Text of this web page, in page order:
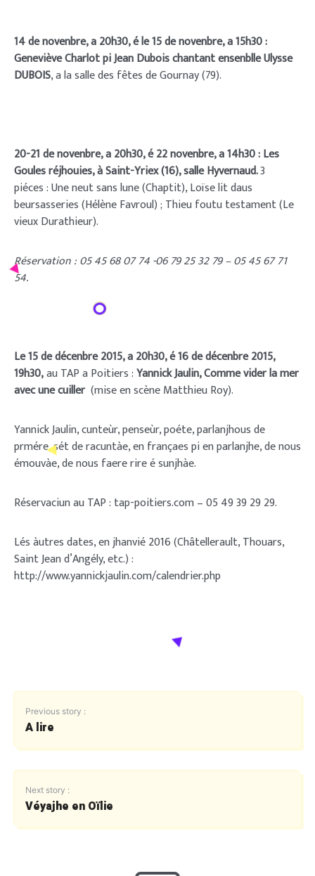
14 de novenbre, a 20h30, é le 15 de novenbre, a 15h30 :
Geneviève Charlot pi Jean Dubois chantant ensenblle Ulysse
DUBOIS, a la salle des fêtes de Gournay (79).
20-21 de novenbre, a 20h30, é 22 novenbre, a 14h30 : Les
Goules réjhouies, à Saint-Yriex (16), salle Hyvernaud.3
piéces : Une neut sans lune (Chaptit), Loïse lit daus
beursasseries (Hélène Favroul) ; Thieu foutu testament (Le
vieux Durathieur).
Réservation : 05 45 68 07 74 -06 79 25 32 79 – 05 45 67 71
54.
Le 15 de décenbre 2015, a 20h30, é 16 de décenbre 2015,
19h30,au TAP a Poitiers :Yannick Jaulin, Comme vider la mer
avec une cuiller (mise en scène Matthieu Roy).
Yannick Jaulin, cunteùr, penseùr, poéte, parlanjhous de
prmére, sét de racuntàe, en françaes pi en parlanjhe, de nous
émouvàe, de nous faere rire é sunjhàe.
Réservaciun au TAP : tap-poitiers.com – 05 49 39 29 29.
Lés àutres dates, en jhanvié 2016 (Châtellerault, Thouars,
Saint Jean d’Angély, etc.) :
http://www.yannickjaulin.com/calendrier.php
Previous story :
A lire
Next story :
Véyajhe en Oïlie